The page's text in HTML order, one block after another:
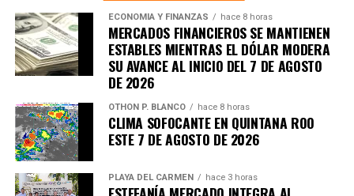
ECONOMÍA Y FINANZAS hace 8 horas
MERCADOS FINANCIEROS SE MANTIENEN
ESTABLES MIENTRAS EL DÓLAR MODERA
SU AVANCE AL INICIO DEL 7 DE AGOSTO
DE 2026
OTHON P. BLANCO hace 8 horas
CLIMA SOFOCANTE EN QUINTANA ROO
ESTE 7 DE AGOSTO DE 2026
PLAYA DEL CARMEN hace 3 horas